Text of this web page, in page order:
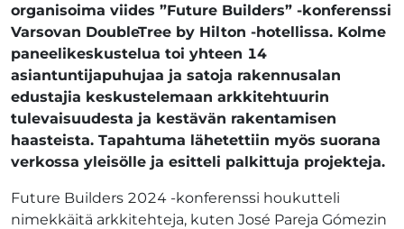
organisoima viides ”Future Builders” -konferenssi
Varsovan DoubleTree by Hilton -hotellissa. Kolme
paneelikeskustelua toi yhteen 14
asiantuntijapuhujaa ja satoja rakennusalan
edustajia keskustelemaan arkkitehtuurin
tulevaisuudesta ja kestävän rakentamisen
haasteista. Tapahtuma lähetettiin myös suorana
verkossa yleisölle ja esitteli palkittuja projekteja.
Future Builders 2024 -konferenssi houkutteli
nimekkäitä arkkitehteja, kuten José Pareja Gómezin